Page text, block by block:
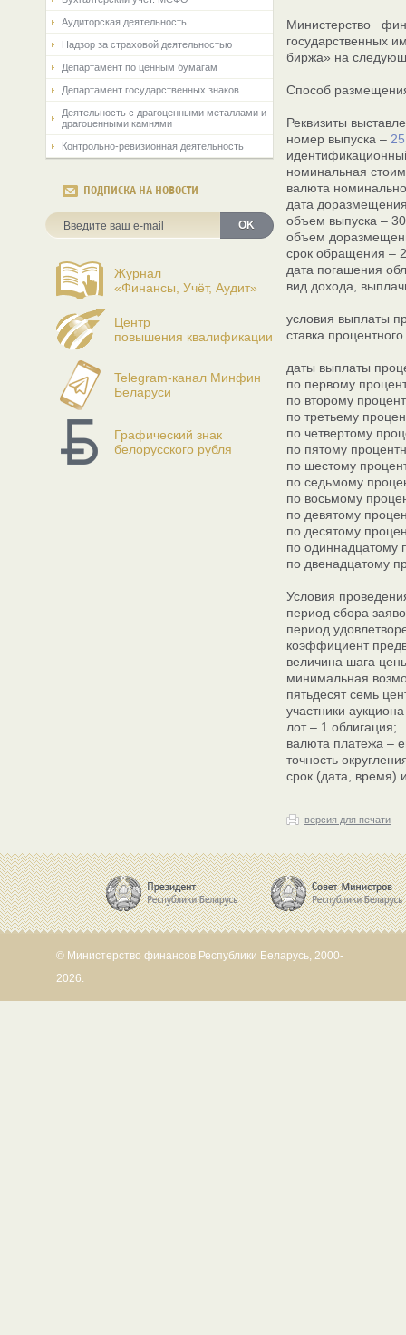
Аудиторская деятельность
Надзор за страховой деятельностью
Департамент по ценным бумагам
Департамент государственных знаков
Деятельность с драгоценными металлами и
драгоценными камнями
Контрольно-ревизионная деятельность
ПОДПИСКА НА НОВОСТИ
OK
Журнал
«Финансы, Учёт, Аудит»
Центр
повышения квалификации
Telegram-канал Минфин
Беларуси
Графический знак
белорусского рубля
Министерство
государственных
биржа» на
Способ
Реквизиты
номер выпуска –
номинальная
валюта
дата
объем выпуска –
объем
срок обращения –
дата погашения
вид дохода,
условия выплаты
ставка
даты выплаты
по первому
по второму
по третьему
по четвертому
по пятому
по шестому
по седьмому
по восьмому
по девятому
по десятому
по одиннадцатому
по двенадцатому
Условия
период сбора
период
коэффициент
величина шага
минимальная
пятьдесят семь
участники
лот – 1 облигация;
валюта платежа –
точность
срок (дата, время)
версия для печати
© Министерство финансов Республики Беларусь, 2000-
2026.